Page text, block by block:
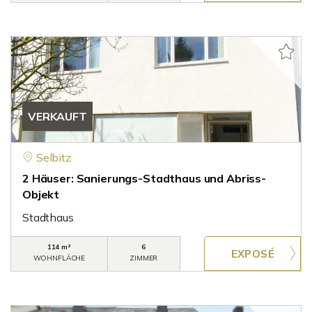
VERKAUFT
Selbitz
2 Häuser: Sanierungs-Stadthaus und Abriss-
Objekt
Stadthaus
114 m²
WOHNFLÄCHE
6
ZIMMER